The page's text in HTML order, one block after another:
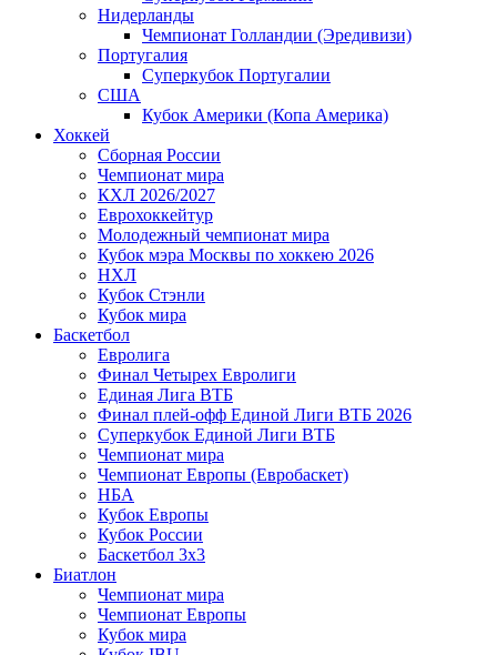
Нидерланды
Чемпионат Голландии (Эредивизи)
Португалия
Суперкубок Португалии
США
Кубок Америки (Копа Америка)
Хоккей
Сборная России
Чемпионат мира
КХЛ 2026/2027
Еврохоккейтур
Молодежный чемпионат мира
Кубок мэра Москвы по хоккею 2026
НХЛ
Кубок Стэнли
Кубок мира
Баскетбол
Евролига
Финал Четырех Евролиги
Единая Лига ВТБ
Финал плей-офф Единой Лиги ВТБ 2026
Суперкубок Единой Лиги ВТБ
Чемпионат мира
Чемпионат Европы (Евробаскет)
НБА
Кубок Европы
Кубок России
Баскетбол 3х3
Биатлон
Чемпионат мира
Чемпионат Европы
Кубок мира